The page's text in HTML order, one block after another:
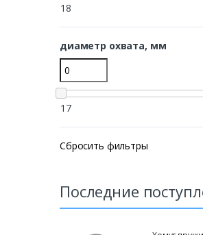
18
диаметр охвата, мм
17
Сбросить фильтры
Последние